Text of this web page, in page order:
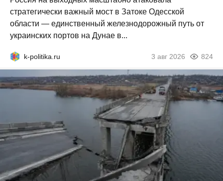
стратегически важный мост в Затоке Одесской
области — единственный железнодорожный путь от
украинских портов на Дунае в...
k-politika.ru 3 авг 2026 824